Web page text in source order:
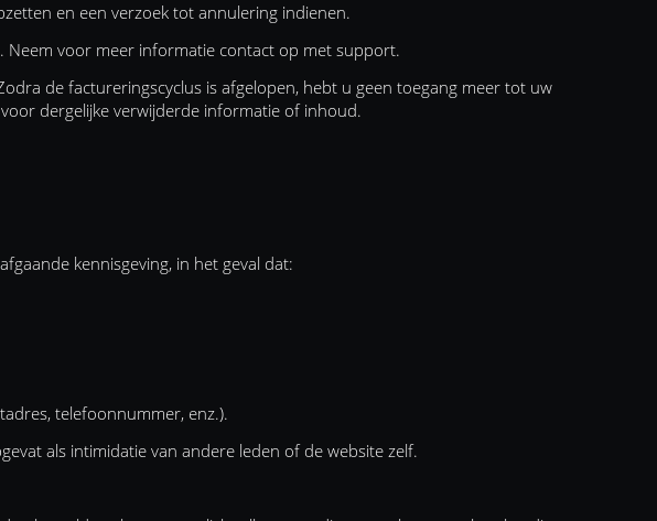
en een verzoek tot annulering indienen.
voor meer informatie contact op met support.
de factureringscyclus is afgelopen, hebt u geen toegang meer tot uw
dergelijke verwijderde informatie of inhoud.
kennisgeving, in het geval dat:
telefoonnummer, enz.).
als intimidatie van andere leden of de website zelf.